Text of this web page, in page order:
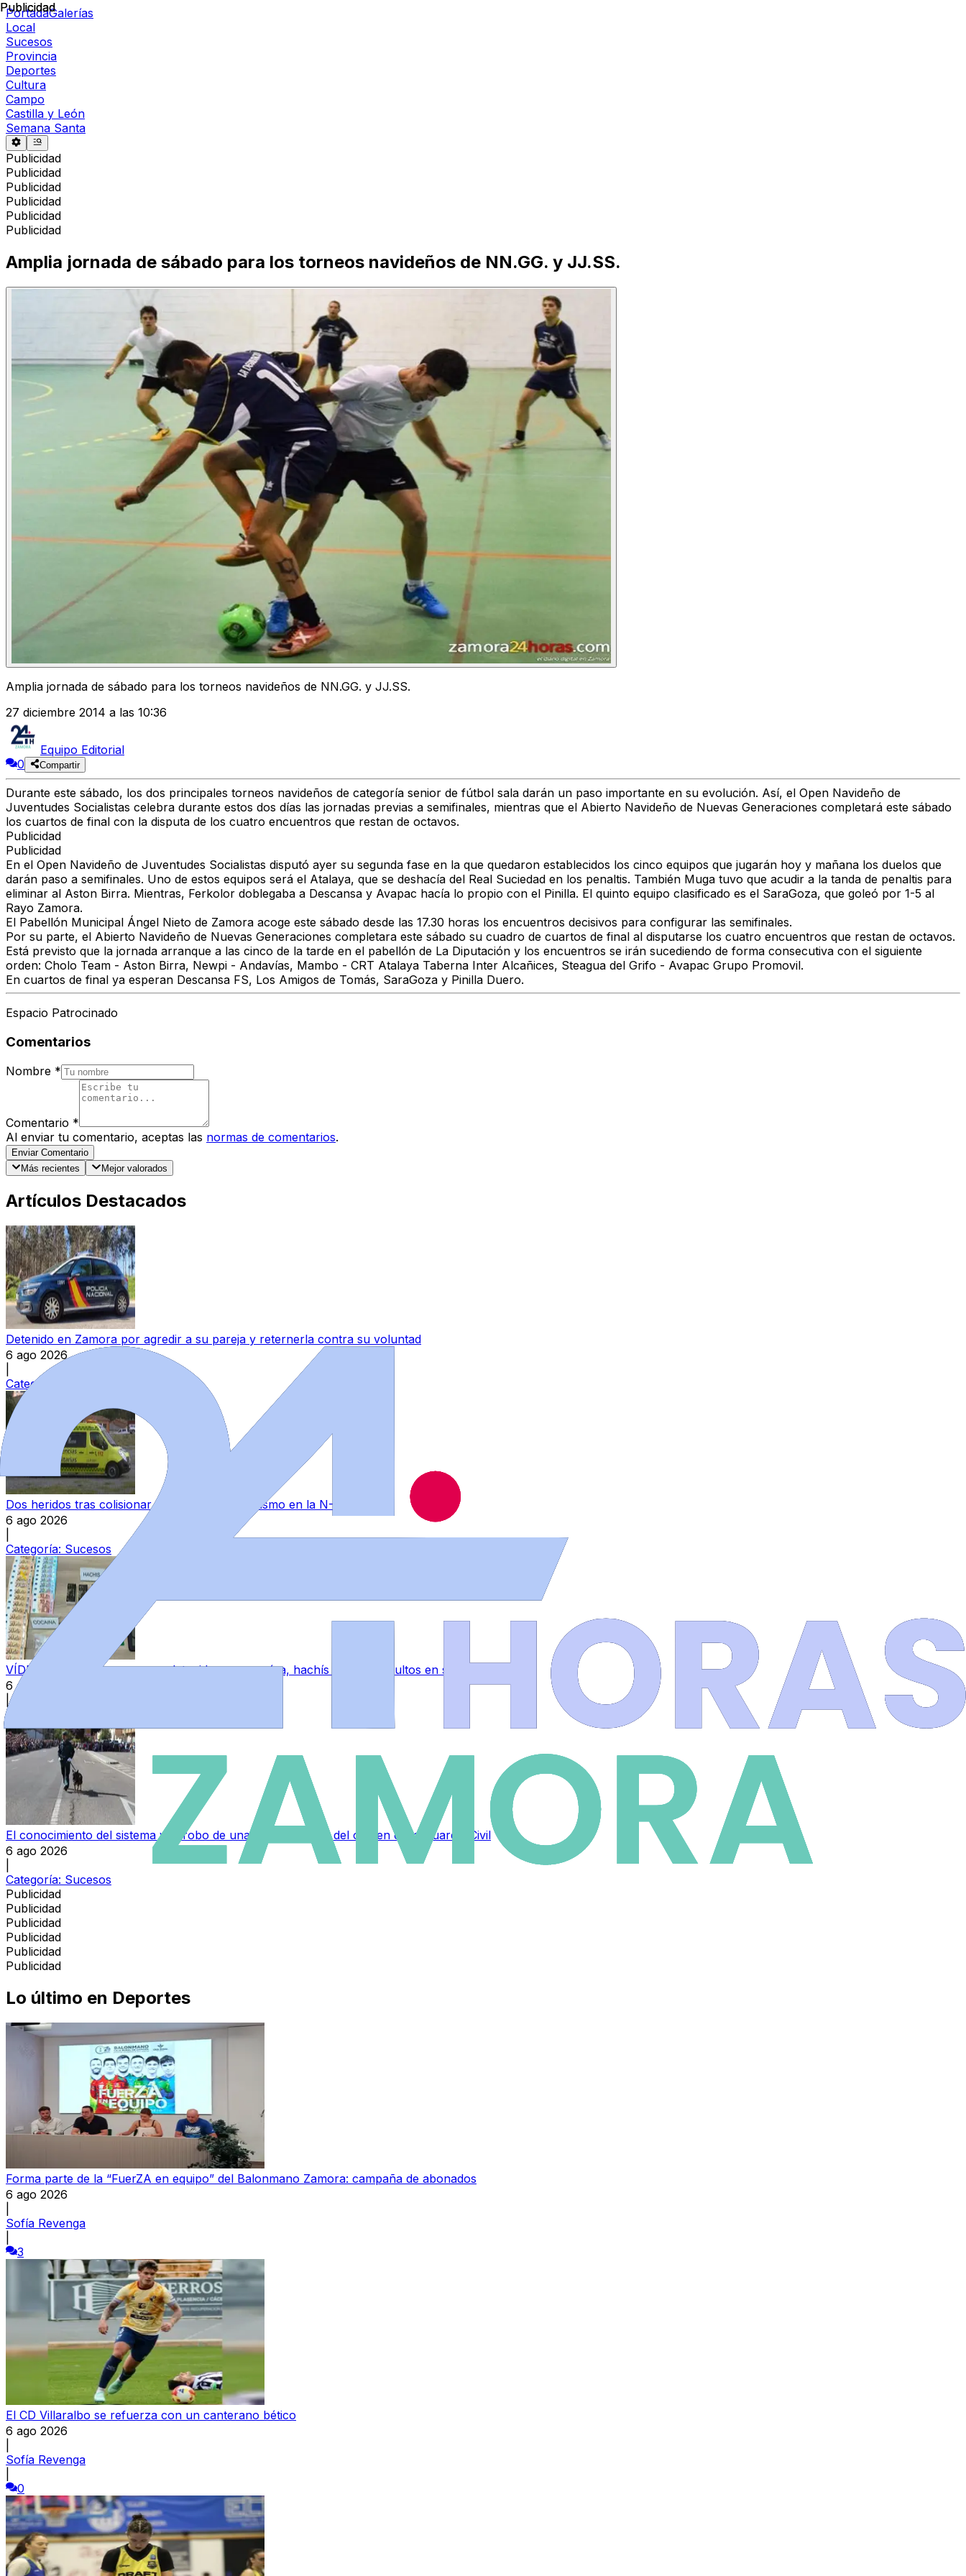
PortadaGalerías
Local
Sucesos
Provincia
Deportes
Cultura
Campo
Castilla y León
Semana Santa
Publicidad
Publicidad
Publicidad
Publicidad
Publicidad
Publicidad
Publicidad
Amplia jornada de sábado para los torneos navideños de NN.GG. y JJ.SS.
Amplia jornada de sábado para los torneos navideños de NN.GG. y JJ.SS.
27 diciembre 2014 a las 10:36
Equipo Editorial
0
Compartir
Durante este sábado, los dos principales torneos navideños de categoría senior de fútbol sala darán un paso importante en su evolución. Así, el Open Navideño de
Juventudes Socialistas celebra durante estos dos días las jornadas previas a semifinales, mientras que el Abierto Navideño de Nuevas Generaciones completará este sábado
los cuartos de final con la disputa de los cuatro encuentros que restan de octavos.
Publicidad
Publicidad
En el Open Navideño de Juventudes Socialistas disputó ayer su segunda fase en la que quedaron establecidos los cinco equipos que jugarán hoy y mañana los duelos que
darán paso a semifinales. Uno de estos equipos será el Atalaya, que se deshacía del Real Suciedad en los penaltis. También Muga tuvo que acudir a la tanda de penaltis para
eliminar al Aston Birra. Mientras, Ferkolor doblegaba a Descansa y Avapac hacía lo propio con el Pinilla. El quinto equipo clasificado es el SaraGoza, que goleó por 1-5 al
Rayo Zamora.
El Pabellón Municipal Ángel Nieto de Zamora acoge este sábado desde las 17.30 horas los encuentros decisivos para configurar las semifinales.
Por su parte, el Abierto Navideño de Nuevas Generaciones completara este sábado su cuadro de cuartos de final al disputarse los cuatro encuentros que restan de octavos.
Está previsto que la jornada arranque a las cinco de la tarde en el pabellón de La Diputación y los encuentros se irán sucediendo de forma consecutiva con el siguiente
orden: Cholo Team - Aston Birra, Newpi - Andavías, Mambo - CRT Atalaya Taberna Inter Alcañices, Steagua del Grifo - Avapac Grupo Promovil.
En cuartos de final ya esperan Descansa FS, Los Amigos de Tomás, SaraGoza y Pinilla Duero.
Espacio Patrocinado
Comentarios
Nombre *
Comentario *
Al enviar tu comentario, aceptas las normas de comentarios.
Enviar Comentario
Más recientes
Mejor valorados
Artículos Destacados
Detenido en Zamora por agredir a su pareja y reternerla contra su voluntad
6 ago 2026
Categoría:
Dos heridos tras colisionar un camión y un turismo en la N-525
6 ago 2026
Categoría: Sucesos
VÍDEO | Un joven zamorano, detenido con cocaína, hachís y dinero ocultos en su vehículo
6 ago 2026
|
Categoría:
El conocimiento del sistema y el robo de una pistola, detrás del crimen de la Guardia Civil
6 ago 2026
Categoría: Sucesos
Publicidad
Publicidad
Publicidad
Publicidad
Publicidad
Publicidad
Lo último en Deportes
Forma parte de la “FuerZA en equipo” del Balonmano Zamora: campaña de abonados
6 ago 2026
Sofía Revenga
3
El CD Villaralbo se refuerza con un canterano bético
6 ago 2026
Sofía Revenga
0
Publicidad